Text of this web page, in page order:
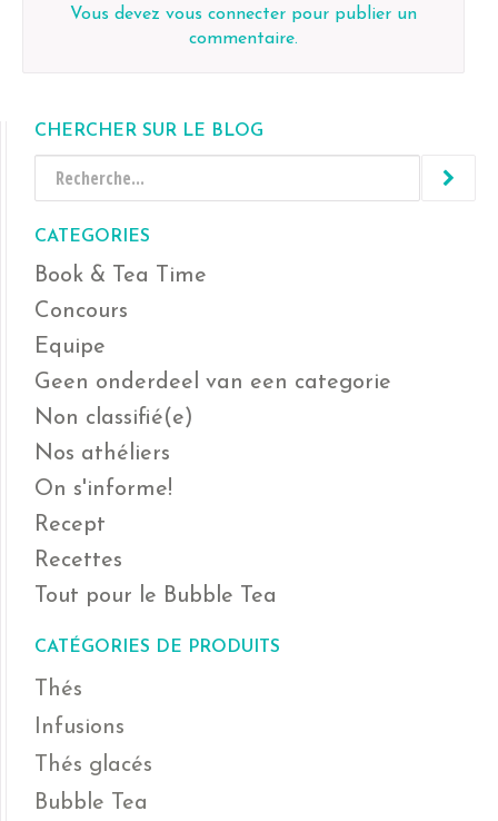
Vous devez vous connecter pour publier un
commentaire.
CHERCHER SUR LE BLOG
CATEGORIES
Book & Tea Time
Concours
Equipe
Geen onderdeel van een categorie
Non classifié(e)
Nos athéliers
On s'informe!
Recept
Recettes
Tout pour le Bubble Tea
CATÉGORIES DE PRODUITS
Thés
Infusions
Thés glacés
Bubble Tea